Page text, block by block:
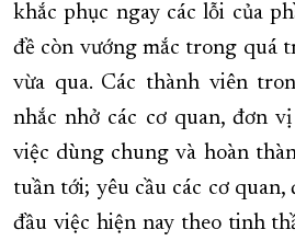
khắc phục ngay các lỗi của
đề còn vướng mắc trong quá
vừa qua. Các thành viên
nhắc nhở các cơ quan, đơn
việc dùng chung và hoàn
tuần tới; yêu cầu các cơ quan,
đầu việc hiện nay theo tinh